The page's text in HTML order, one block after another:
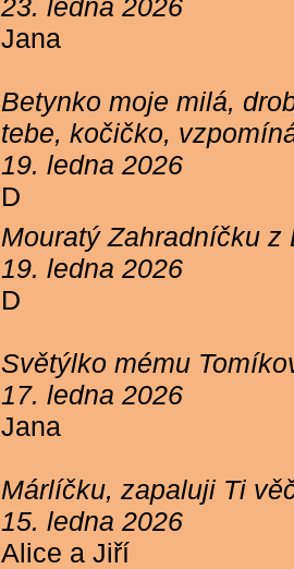
23. ledna 2026
Jana
Betynko moje milá,
tebe, kočičko,
19. ledna 2026
D
Mouratý Zahradníčku
19. ledna 2026
D
Světýlko mému
17. ledna 2026
Jana
Márlíčku, zapaluji Ti
15. ledna 2026
Alice a Jiří